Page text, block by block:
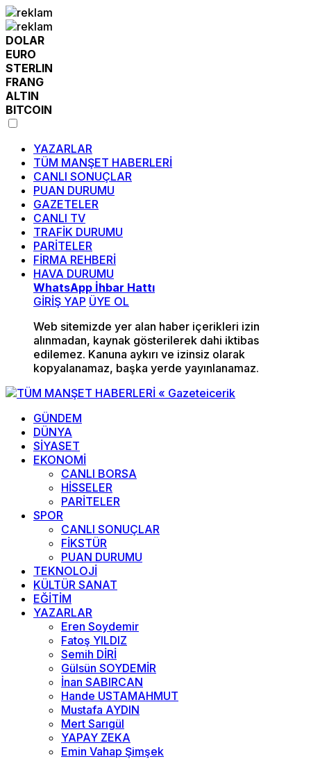
DOLAR
EURO
STERLIN
FRANG
ALTIN
BITCOIN
YAZARLAR
TÜM MANŞET HABERLERİ
CANLI SONUÇLAR
PUAN DURUMU
GAZETELER
CANLI TV
TRAFİK DURUMU
PARİTELER
FİRMA REHBERİ
HAVA DURUMU
WhatsApp İhbar Hattı
GİRİŞ YAP ÜYE OL
Web sitemizde yer alan haber içerikleri izin
alınmadan, kaynak gösterilerek dahi iktibas
edilemez. Kanuna aykırı ve izinsiz olarak
kopyalanamaz, başka yerde yayınlanamaz.
GÜNDEM
DÜNYA
SİYASET
EKONOMİ
CANLI BORSA
HİSSELER
PARİTELER
SPOR
CANLI SONUÇLAR
FİKSTÜR
PUAN DURUMU
TEKNOLOJİ
KÜLTÜR SANAT
EĞİTİM
YAZARLAR
Eren Soydemir
Fatoş YILDIZ
Semih DİRİ
Gülsün SOYDEMİR
İnan SABIRCAN
Hande USTAMAHMUT
Mustafa AYDIN
Mert Sarıgül
YAPAY ZEKA
Emin Vahap Şimşek